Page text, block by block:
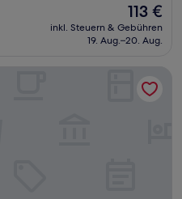
Der
Preis
beträgt
113 €
inkl. Steuern & Gebühren
19. Aug.–20. Aug.